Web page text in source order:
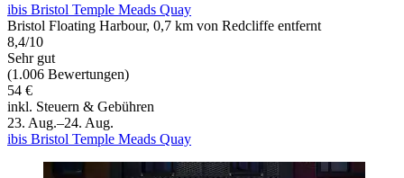
ibis Bristol Temple Meads Quay
Bristol Floating Harbour, 0,7 km von Redcliffe entfernt
8,4/10
Sehr gut
(1.006 Bewertungen)
54 €
inkl. Steuern & Gebühren
23. Aug.–24. Aug.
ibis Bristol Temple Meads Quay